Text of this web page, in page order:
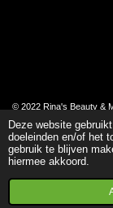
Deze website
doeleinden en/of het
gebruik te blijven
hiermee akkoord.
© 2022 Rina's Beauty &
Powered byJouwWeb